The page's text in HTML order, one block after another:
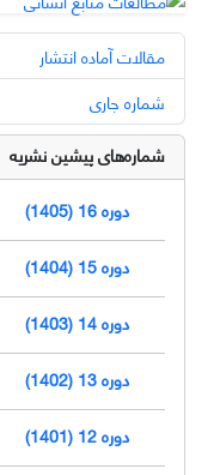
مقالات آماده انتشار
شماره جاری
شماره‌های پیشین نشریه
دوره 16 (1405)
دوره 15 (1404)
دوره 14 (1403)
دوره 13 (1402)
دوره 12 (1401)